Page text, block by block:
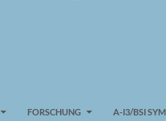
FORSCHUNG A-I3/BSI